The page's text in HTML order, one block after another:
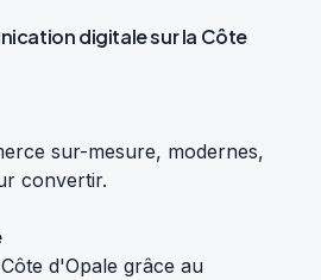
digitalesur la Côte
sur-mesure, modernes,
convertir.
d'Opale grâce au